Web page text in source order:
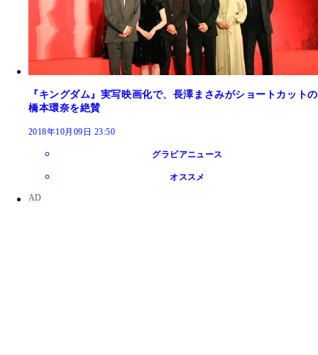
『キングダム』実写映画化で、長澤まさみがショートカットの
橋本環奈を絶賛
2018年10月09日 23:50
グラビアニュース
オススメ